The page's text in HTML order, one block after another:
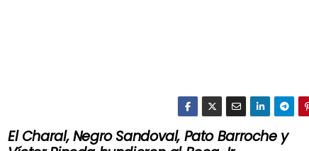
El Charal, Negro Sandoval, Pato Barroche y